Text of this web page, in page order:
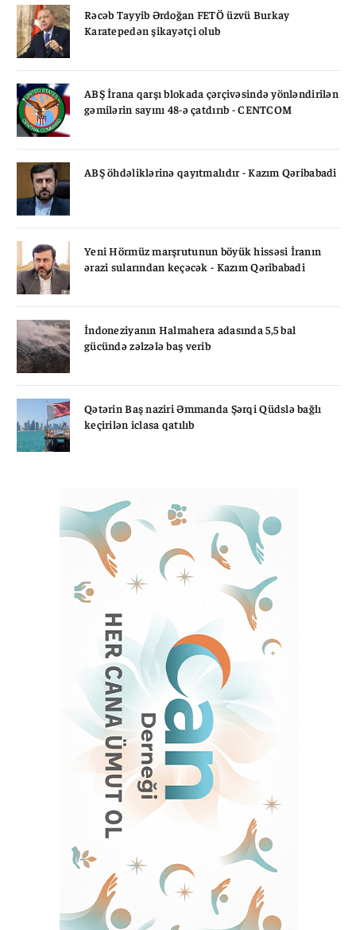
Rəcəb Tayyib Ərdoğan FETÖ üzvü Burkay
Karatepedən şikayətçi olub
ABŞ İrana qarşı blokada çərçivəsində yönləndirilən
gəmilərin sayını 48-ə çatdırıb - CENTCOM
ABŞ öhdəliklərinə qayıtmalıdır - Kazım Qəribabadi
Yeni Hörmüz marşrutunun böyük hissəsi İranın
ərazi sularından keçəcək - Kazım Qəribabadi
İndoneziyanın Halmahera adasında 5,5 bal
gücündə zəlzələ baş verib
Qətərin Baş naziri Əmmanda Şərqi Qüdslə bağlı
keçirilən iclasa qatılıb